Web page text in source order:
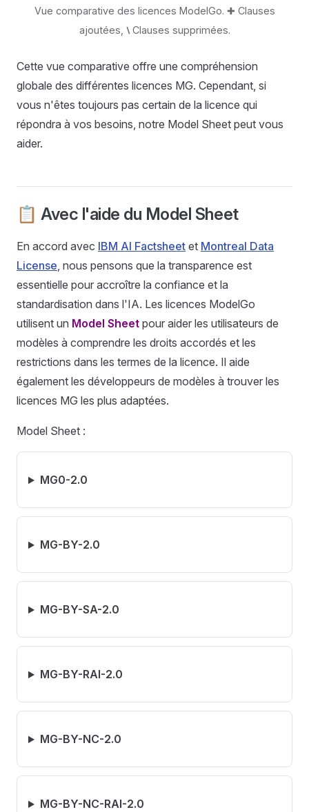
Vue comparative des licences ModelGo. ✚ Clauses
ajoutées, ⧵Clauses supprimées.
Cette vue comparative offre une compréhension
globale des différentes licences MG. Cependant, si
vous n'êtes toujours pas certain de la licence qui
répondra à vos besoins, notre Model Sheet peut vous
aider.
📋 Avec l'aide du Model Sheet
En accord avec IBM AI Factsheet et Montreal Data
License, nous pensons que la transparence est
essentielle pour accroître la confiance et la
standardisation dans l'IA. Les licences ModelGo
utilisent un Model Sheet pour aider les utilisateurs de
modèles à comprendre les droits accordés et les
restrictions dans les termes de la licence. Il aide
également les développeurs de modèles à trouver les
licences MG les plus adaptées.
Model Sheet :
MG0-2.0
MG-BY-2.0
MG-BY-SA-2.0
MG-BY-RAI-2.0
MG-BY-NC-2.0
MG-BY-NC-RAI-2.0